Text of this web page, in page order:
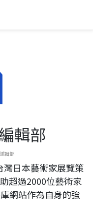
輯部
輯部
灣日本藝術家展覽策
超過2000位藝術家
網站作為自身的強